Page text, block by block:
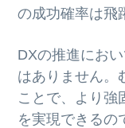
の成功確率は飛
DXの推進にお
はありません。
ことで、より強
を実現できるの